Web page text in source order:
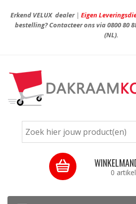
Erkend VELUX dealer| Eigen
bestelling? Contacteer ons via0800 80
(NL).
0